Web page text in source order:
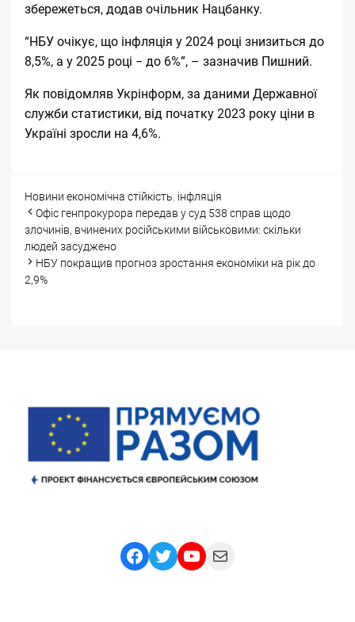
збережеться, додав очільник Нацбанку.
“НБУ очікує, що інфляція у 2024 році знизиться до
8,5%, а у 2025 році − до 6%”, – зазначив Пишний.
Як повідомляв Укрінформ, за даними Державної
служби статистики, від початку 2023 року ціни в
Україні зросли на 4,6%.
Categories
Новини Tags
економічна стійкість, інфляція
Post
navigation
Офіс генпрокурора передав у суд 538 справ щодо
злочинів, вчинених російськими військовими: скільки
людей засуджено
НБУ покращив прогноз зростання економіки на рік до
2,9%
Facebook
TwitterYouTube
Mail